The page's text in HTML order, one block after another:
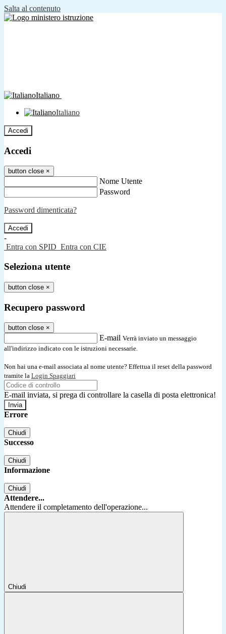
Salta al contenuto
Italiano
Italiano
Accedi
Accedi
button close ×
Nome Utente
Password
Password dimenticata?
-
Entra con SPID Entra con CIE
Seleziona utente
button close ×
Recupero password
button close ×
E-mail Verrà inviato un messaggio
all'indirizzo indicato con le istruzioni necessarie.
Non hai una e-mail associata al nome utente? Effettua il reset della password
tramite la Login Spaggiari
E-mail inviata, si prega di controllare la casella di posta elettronica!
Errore
Chiudi
Successo
Chiudi
Informazione
Chiudi
Attendere...
Attendere il completamento dell'operazione...
Chiudi